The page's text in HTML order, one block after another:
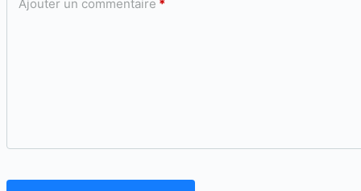
Ajouter un commentaire *